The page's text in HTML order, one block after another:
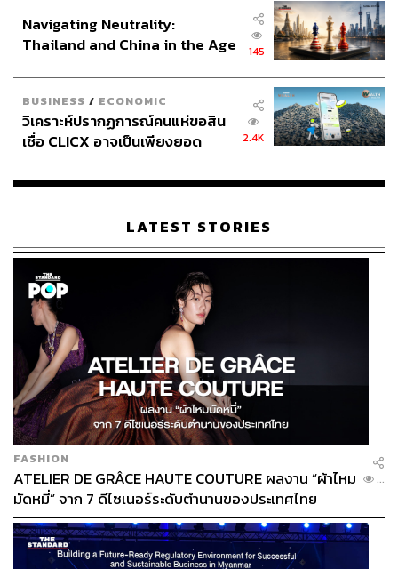
ภาพ:Jack Taylor / Reuters
อ้างอิง:
https://www.nytimes.com/2026/05/11/world/europe/st
https://www.theguardian.com/politics/2026/may/11/m
https://www.bbc.com/news/articles/c5yekp5j36zo
tarmer-reset-speech-labour-defeat-local-elections/
https://www.v2radio.co.uk/news/v2-radio-uk-news/wh
o-is-king-of-the-north-and-would-be-prime-minister-a
ndy-burnham/
https://www.theguardian.com/politics/2026/may/11/m
ore-than-60-labour-mps-call-on-starmer-to-set-timeta
ble-to-quit
TAGS: UK การเมืองอังกฤษ
Key Messages
Conservative Party
Labour Party
Keir Starmer
Tony Blair
Reform UK
Navigating Neutrality:
Thailand and China in the Age
145
BUSINESS / ECONOMIC
วิเคราะห์ปรากฏการณ์คนแห่ขอสิน
เชื่อ CLICX อาจเป็นเพียงยอด
เรือนไทยที่ถูกซุกไว้
2.4K
LATEST STORIES
FASHION
ATELIER DE GRÂCE HAUTE COUTURE ผลงาน “ผ้าไหม
มัดหมี่” จาก 7 ดีไซเนอร์ระดับตำนานของประเทศไทย
...